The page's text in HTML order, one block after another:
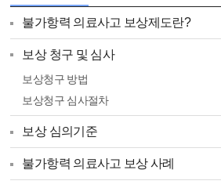
불가항력 의료사고 보상제도란?
보상 청구 및 심사
보상청구 방법
보상청구 심사절차
보상 심의기준
불가항력 의료사고 보상 사례